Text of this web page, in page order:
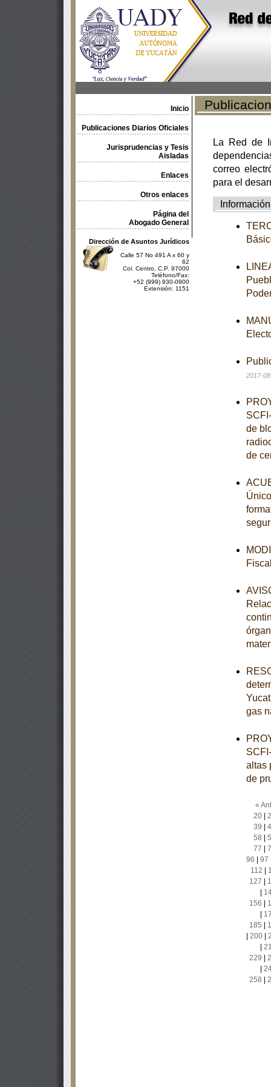
Inicio
Publicaciones Diarios Oficiales
Jurisprudencias y Tesis
Aisladas
Enlaces
Otros enlaces
Página del
Abogado General
Dirección de Asuntos Jurídicos
Calle 57 No 491 A x 60 y
62
Col. Centro, C.P. 97000
Teléfono/Fax:
+52 (999) 930-0900
Extensión: 1151
La Red de
correo
para el
Información
2017-
de
de
gas
altas
de
«
20|
39
58
77
96
97
112
127
156
185
200|
229
258